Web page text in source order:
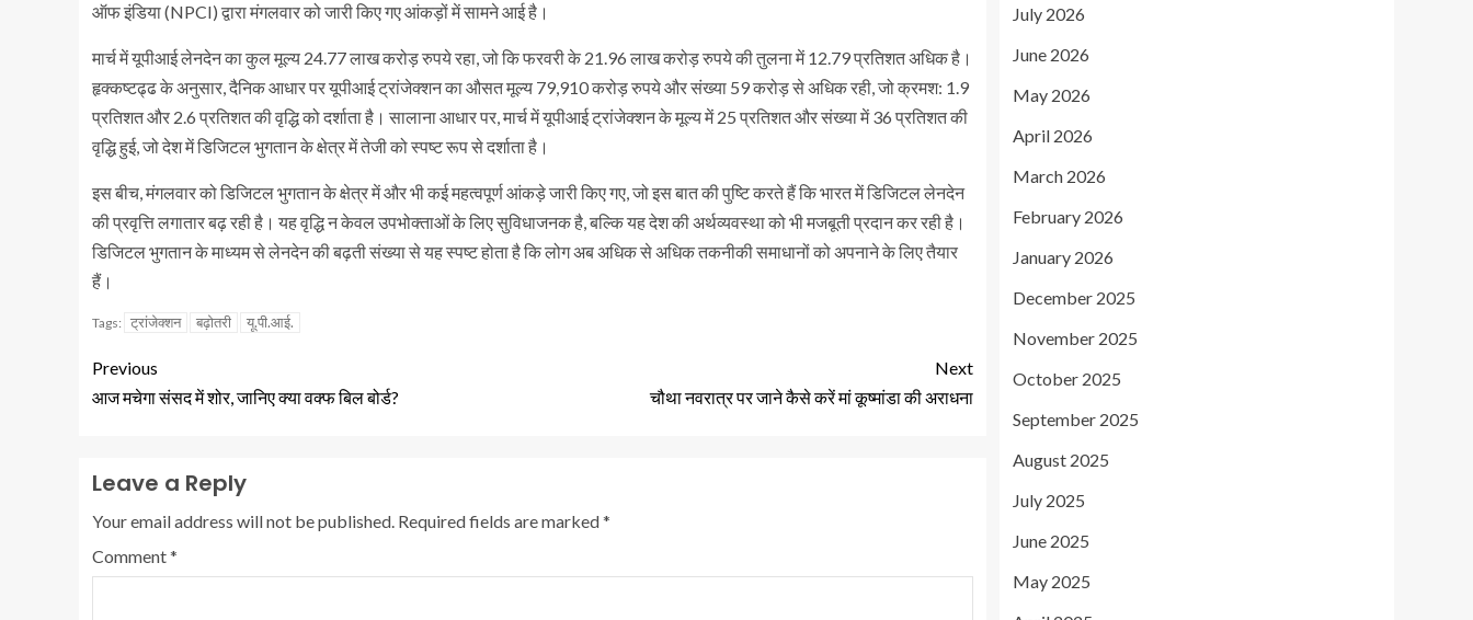
ऑफ इंडिया (NPCI) द्वारा मंगलवार को जारी किए गए आंकड़ों में सामने आई है।
मार्च में यूपीआई लेनदेन का कुल मूल्य 24.77 लाख करोड़ रुपये रहा, जो कि फरवरी के 21.96 लाख करोड़ रुपये की तुलना में 12.79 प्रतिशत अधिक है।
हृक्कष्टढ्ढ के अनुसार, दैनिक आधार पर यूपीआई ट्रांजेक्शन का औसत मूल्य 79,910 करोड़ रुपये और संख्या 59 करोड़ से अधिक रही, जो क्रमश: 1.9
प्रतिशत और 2.6 प्रतिशत की वृद्धि को दर्शाता है। सालाना आधार पर, मार्च में यूपीआई ट्रांजेक्शन के मूल्य में 25 प्रतिशत और संख्या में 36 प्रतिशत की
वृद्धि हुई, जो देश में डिजिटल भुगतान के क्षेत्र में तेजी को स्पष्ट रूप से दर्शाता है।
इस बीच, मंगलवार को डिजिटल भुगतान के क्षेत्र में और भी कई महत्वपूर्ण आंकड़े जारी किए गए, जो इस बात की पुष्टि करते हैं कि भारत में डिजिटल लेनदेन
की प्रवृत्ति लगातार बढ़ रही है। यह वृद्धि न केवल उपभोक्ताओं के लिए सुविधाजनक है, बल्कि यह देश की अर्थव्यवस्था को भी मजबूती प्रदान कर रही है।
डिजिटल भुगतान के माध्यम से लेनदेन की बढ़ती संख्या से यह स्पष्ट होता है कि लोग अब अधिक से अधिक तकनीकी समाधानों को अपनाने के लिए तैयार
हैं।
Tags: ट्रांजेक्शन बढ़ोतरी यू.पी.आई.
Previous
आज मचेगा संसद में शोर, जानिए क्या वक्फ बिल बोर्ड?
Next
चौथा नवरात्र पर जाने कैसे करें मां कूष्मांडा की अराधना
Leave a Reply
Your email address will not be published. Required fields are marked*
Comment*
July 2026
June 2026
May 2026
April 2026
March 2026
February 2026
January 2026
December 2025
November 2025
October 2025
September 2025
August 2025
July 2025
June 2025
May 2025